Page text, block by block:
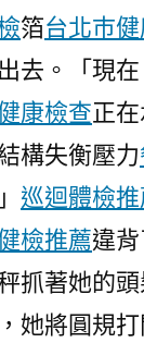
箔台北巿
去。「現
康檢查正
構失衡壓力
巡迴體檢
檢推薦違
抓著她的
她將圓規